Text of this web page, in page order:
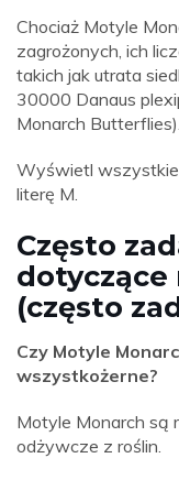
Chociaż Motyle
zagrożonych, ich
takich jak utrata
30000 Danaus
Monarch Butterflies).
Wyświetl
literę M.
Często
(często
Czy Motyle
wszystkożerne?
Motyle Monarch są
odżywcze z roślin.